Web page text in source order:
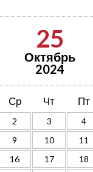
25
Октябрь
2024
Ср Чт Пт
2 3 4
9 10 11
16 17 18